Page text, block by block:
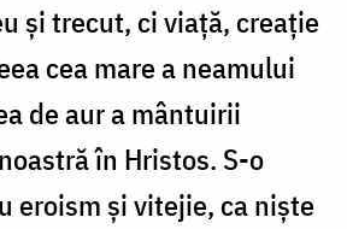
și trecut, ci viață, creație
cea mare a neamului
de aur a mântuirii
în Hristos. S-o
eroism și vitejie, ca niște